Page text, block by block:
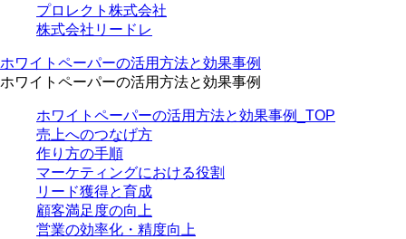
プロレクト株式会社
株式会社リードレ
ホワイトペーパーの活用方法と効果事例
ホワイトペーパーの活用方法と効果事例
ホワイトペーパーの活用方法と効果事例_TOP
売上へのつなげ方
作り方の手順
マーケティングにおける役割
リード獲得と育成
顧客満足度の向上
営業の効率化・精度向上